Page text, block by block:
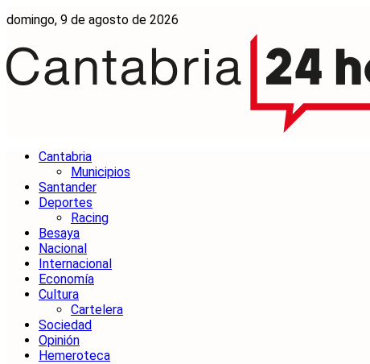
domingo, 9 de agosto de 2026
Cantabria
Municipios
Santander
Deportes
Racing
Besaya
Nacional
Internacional
Economía
Cultura
Cartelera
Sociedad
Opinión
Hemeroteca